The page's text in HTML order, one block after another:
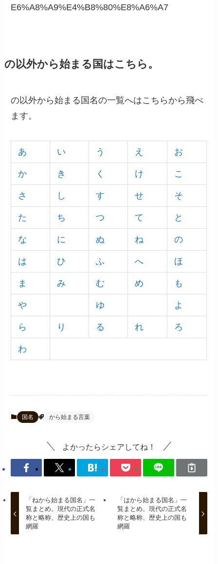
E6%A8%A9%E4%B8%80%E8%A6%A7
の以外から始まる国はこちら。
の以外から始まる国名の一覧へはこちらから飛べ
ます。
あ い う え お
か き く け こ
さ し す せ そ
た ち つ て と
な に ぬ ね の
は ひ ふ へ ほ
ま み む め も
や ゆ よ
ら り る れ ろ
わ
国名 から始まる言葉
よかったらシェアしてね！
「ねから始まる国名」一
覧まとめ。現代の正式名
称と略称、歴史上の国も
網羅
「はから始まる国名」一
覧まとめ。現代の正式名
称と略称、歴史上の国も
網羅